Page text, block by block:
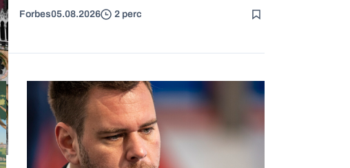
Forbes05.08.2026 2 perc